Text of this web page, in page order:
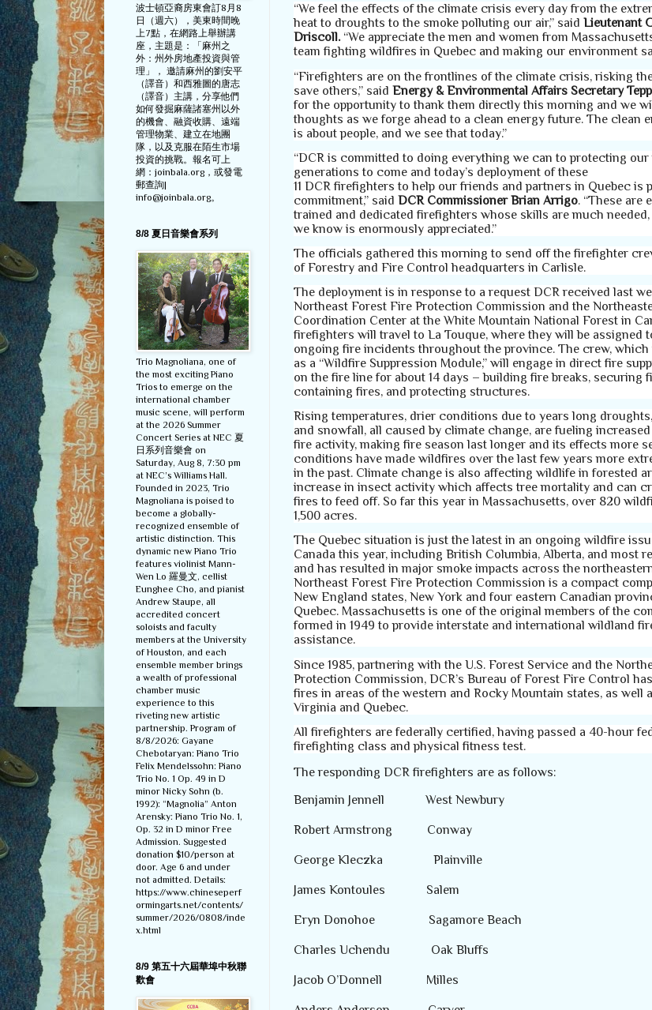
“We feel the effects of the climate crisis every day from the
heat to droughts to the smoke polluting our air,” said Lieutenant
Driscoll.“We appreciate the men and women from
team fighting wildfires in Quebec and making our environment
“Firefighters are on the frontlines of the climate crisis, risking
save others,” said Energy & Environmental Affairs Secretary
for the opportunity to thank them directly this morning and we
thoughts as we forge ahead to a clean energy future. The clean
is about people, and we see that today.”
“DCR is committed to doing everything we can to protecting
generations to come and today’s deployment of these
11 DCR firefighters to help our friends and partners in Quebec is
commitment,” said DCR Commissioner Brian Arrigo. “These are
trained and dedicated firefighters whose skills are much needed,
we know is enormously appreciated.”
The officials gathered this morning to send off the firefighter
of Forestry and Fire Control headquarters in Carlisle.
The deployment is in response to a request DCR received last
Northeast Forest Fire Protection Commission and the
Coordination Center at the White Mountain National Forest in
firefighters will travel to La Touque, where they will be assigned
ongoing fire incidents throughout the province. The crew,
as a “Wildfire Suppression Module,” will engage in direct fire
on the fire line for about 14 days – building fire breaks, securing
containing fires, and protecting structures.
Rising temperatures, drier conditions due to years long
and snowfall, all caused by climate change, are fueling increased
fire activity, making fire season last longer and its effects more
conditions have made wildfires over the last few years more
in the past. Climate change is also affecting wildlife in forested
increase in insect activity which affects tree mortality and can
fires to feed off. So far this year in Massachusetts, over 820
1,500 acres.
The Quebec situation is just the latest in an ongoing wildfire
Canada this year, including British Columbia, Alberta, and most
and has resulted in major smoke impacts across the
Northeast Forest Fire Protection Commission is a compact
New England states, New York and four eastern Canadian
Quebec. Massachusetts is one of the original members of the
formed in 1949 to provide interstate and international wildland
assistance.
Since 1985, partnering with the U.S. Forest Service and the
Protection Commission, DCR’s Bureau of Forest Fire Control
fires in areas of the western and Rocky Mountain states, as well
Virginia and Quebec.
All firefighters are federally certified, having passed a 40-hour
firefighting class and physical fitness test.
The responding DCR firefighters are as follows:
Benjamin Jennell
West Newbury
Robert Armstrong Conway
George Kleczka Plainville
James Kontoules Salem
Eryn Donohoe Sagamore Beach
Charles Uchendu Oak Bluffs
Jacob O’Donnell Milles
波士頓亞裔房東會訂8月8
日（週六），美東時間晚
上7點，在網路上舉辦講
座，主題是：「麻州之
外：州外房地產投資與管
理」， 邀請麻州的劉安平
（譯音）和西雅圖的唐志
（譯音）主講，分享他們
如何發掘麻薩諸塞州以外
的機會、融資收購、遠端
管理物業、建立在地團
隊，以及克服在陌生市場
投資的挑戰。報名可上
網：joinbala.org，或發電
郵查詢|
info@joinbala.org。
8/8 夏日音樂會系列
Trio Magnoliana, one of
the most exciting Piano
Trios to emerge on the
international chamber
music scene, will perform
at the 2026 Summer
Concert Series at NEC 夏
日系列音樂會 on
Saturday, Aug 8, 7:30 pm
at NEC’s Williams Hall.
Founded in 2023, Trio
Magnoliana is poised to
become a globally-
recognized ensemble of
artistic distinction. This
dynamic new Piano Trio
features violinist Mann-
Wen Lo 羅曼文, cellist
Eunghee Cho, and pianist
Andrew Staupe, all
accredited concert
soloists and faculty
members at the University
of Houston, and each
ensemble member brings
a wealth of professional
chamber music
experience to this
riveting new artistic
partnership. Program of
8/8/2026: Gayane
Chebotaryan: Piano Trio
Felix Mendelssohn: Piano
Trio No. 1 Op. 49 in D
minor Nicky Sohn (b.
1992): “Magnolia” Anton
Arensky: Piano Trio No. 1,
Op. 32 in D minor Free
Admission. Suggested
donation $10/person at
door. Age 6 and under
not admitted. Details:
https://www.chineseperf
ormingarts.net/contents/
summer/2026/0808/inde
x.html
8/9 第五十六屆華埠中秋聯
歡會